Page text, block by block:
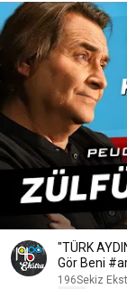
"TÜRK
Gör Beni
196Sekiz